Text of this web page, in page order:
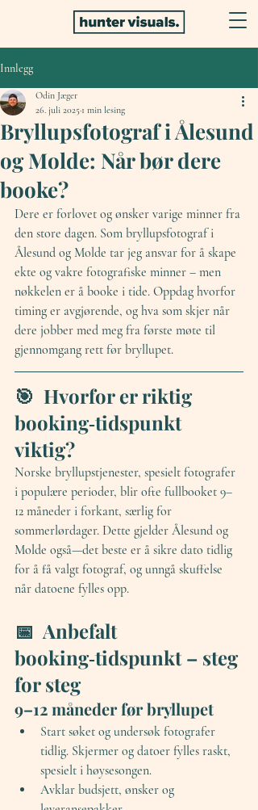
Innlegg
Bryllupsfotograf i Ålesund
og Molde: Når bør dere
booke?
Odin Jæger
26. juli 2025 1 min lesing
Dere er forlovet og ønsker varige minner fra
den store dagen. Som bryllupsfotograf i
Ålesund og Molde tar jeg ansvar for å skape
ekte og vakre fotografiske minner – men
nøkkelen er å booke i tide. Oppdag hvorfor
timing er avgjørende, og hva som skjer når
dere jobber med meg fra første møte til
gjennomgang rett før bryllupet.
🎯  Hvorfor er riktig
booking‑tidspunkt
viktig?
Norske bryllupstjenester, spesielt fotografer
i populære perioder, blir ofte fullbooket 9–
12 måneder i forkant, særlig for
sommerlørdager. Dette gjelder Ålesund og
Molde også—det beste er å sikre dato tidlig
for å få valgt fotograf, og unngå skuffelse
når datoene fylles opp.
📅  Anbefalt
booking‑tidspunkt – steg
for steg
9–12 måneder før bryllupet
Start søket og undersøk fotografer
tidlig. Skjermer og datoer fylles raskt,
spesielt i høysesongen.
Avklar budsjett, ønsker og